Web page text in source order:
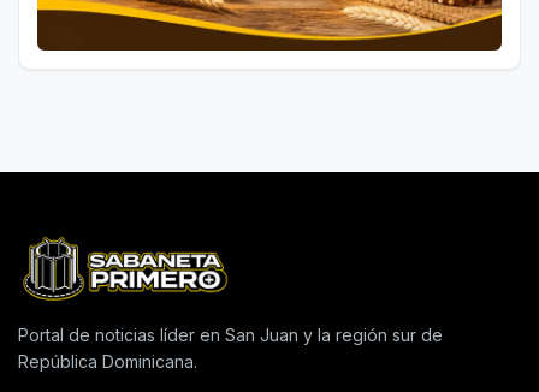
Portal de noticias líder en San Juan y la región sur de
República Dominicana.